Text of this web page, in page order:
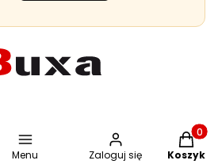
Menu Zaloguj się Koszyk